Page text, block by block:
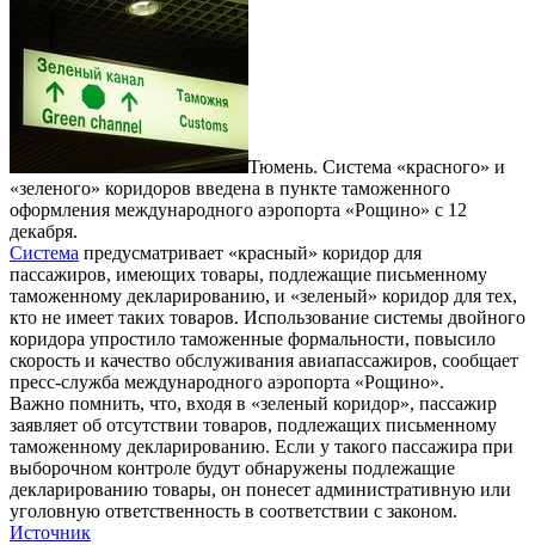
Тюмень. Система «красного» и
«зеленого» коридоров введена в пункте таможенного
оформления международного аэропорта «Рощино» с 12
декабря.
Система предусматривает «красный» коридор для
пассажиров, имеющих товары, подлежащие письменному
таможенному декларированию, и «зеленый» коридор для тех,
кто не имеет таких товаров. Использование системы двойного
коридора упростило таможенные формальности, повысило
скорость и качество обслуживания авиапассажиров, сообщает
пресс-служба международного аэропорта «Рощино».
Важно помнить, что, входя в «зеленый коридор», пассажир
заявляет об отсутствии товаров, подлежащих письменному
таможенному декларированию. Если у такого пассажира при
выборочном контроле будут обнаружены подлежащие
декларированию товары, он понесет административную или
уголовную ответственность в соответствии с законом.
Источник